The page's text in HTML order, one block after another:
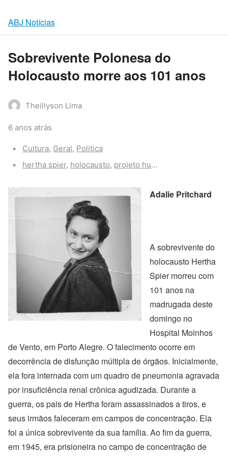
ABJ Notícias
Sobrevivente Polonesa do
Holocausto morre aos 101 anos
Theillyson Lima
6 anos atrás
Categories:
Cultura, Geral, Política
Tags:
hertha spier, holocausto, projeto humanos
Adalie Pritchard
A sobrevivente do
holocausto Hertha
Spier morreu com
101 anos na
madrugada deste
domingo no
Hospital Moinhos
de Vento, em Porto Alegre. O falecimento ocorre em
decorrência de disfunção múltipla de órgãos. Inicialmente,
ela fora internada com um quadro de pneumonia agravada
por insuficiência renal crônica agudizada. Durante a
guerra, os pais de Hertha foram assassinados a tiros, e
seus irmãos faleceram em campos de concentração. Ela
foi a única sobrevivente da sua família. Ao fim da guerra,
em 1945, era prisioneira no campo de concentração de